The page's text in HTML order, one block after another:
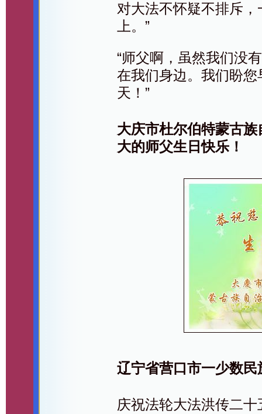
对大法不怀疑不排斥
上。”
“师父啊，虽然我们没
在我们身边。我们盼
天！”
大庆市杜尔伯特蒙古
大的师父生日快乐！
辽宁省营口市一少数
庆祝法轮大法洪传二十